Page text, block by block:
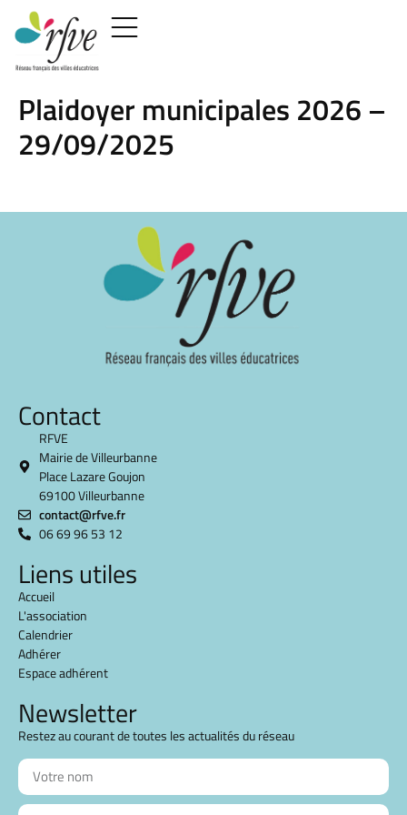
Plaidoyer municipales 2026 –
29/09/2025
Contact
RFVE
Mairie de Villeurbanne
Place Lazare Goujon
69100 Villeurbanne
contact@rfve.fr
06 69 96 53 12
Liens utiles
Accueil
L'association
Calendrier
Adhérer
Espace adhérent
Newsletter
Restez au courant de toutes les actualités du réseau